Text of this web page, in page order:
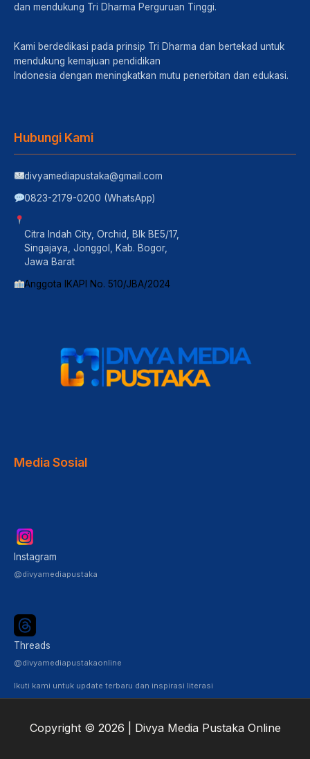
dan mendukung Tri Dharma Perguruan Tinggi.
Kami berdedikasi pada prinsip Tri Dharma dan bertekad untuk
mendukung kemajuan pendidikan
Indonesia dengan meningkatkan mutu penerbitan dan edukasi.
Hubungi Kami
divyamediapustaka@gmail.com
0823-2179-0200 (WhatsApp)
Citra Indah City, Orchid, Blk BE5/17,
Singajaya, Jonggol, Kab. Bogor,
Jawa Barat
Anggota IKAPI No. 510/JBA/2024
Media Sosial
Instagram
@divyamediapustaka
Threads
@divyamediapustakaonline
Ikuti kami untuk update terbaru dan inspirasi literasi
Copyright © 2026 | Divya Media Pustaka Online